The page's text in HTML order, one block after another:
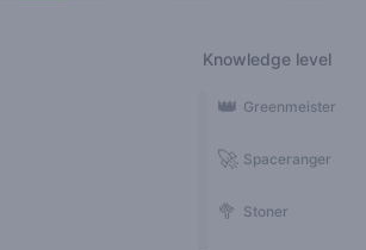
Knowledge level
🥦 Stoner
🚀 Spaceranger
👑 Greenmeister